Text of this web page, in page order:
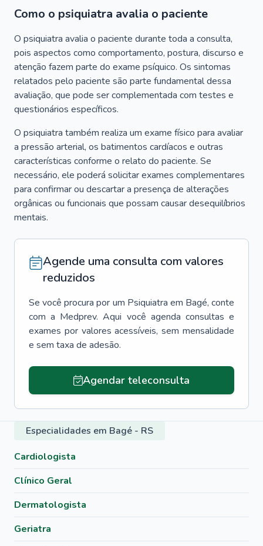
Como o psiquiatra avalia o paciente
O psiquiatra avalia o paciente durante toda a consulta,
pois aspectos como comportamento, postura, discurso e
atenção fazem parte do exame psíquico. Os sintomas
relatados pelo paciente são parte fundamental dessa
avaliação, que pode ser complementada com testes e
questionários específicos.
O psiquiatra também realiza um exame físico para avaliar
a pressão arterial, os batimentos cardíacos e outras
características conforme o relato do paciente. Se
necessário, ele poderá solicitar exames complementares
para confirmar ou descartar a presença de alterações
orgânicas ou funcionais que possam causar desequilíbrios
mentais.
Agende uma consulta com valores
reduzidos
Se você procura por um Psiquiatra em Bagé, conte
com a Medprev. Aqui você agenda consultas e
exames por valores acessíveis, sem mensalidade
e sem taxa de adesão.
Agendar teleconsulta
Especialidades em Bagé - RS
Cardiologista
Clínico Geral
Dermatologista
Geriatra